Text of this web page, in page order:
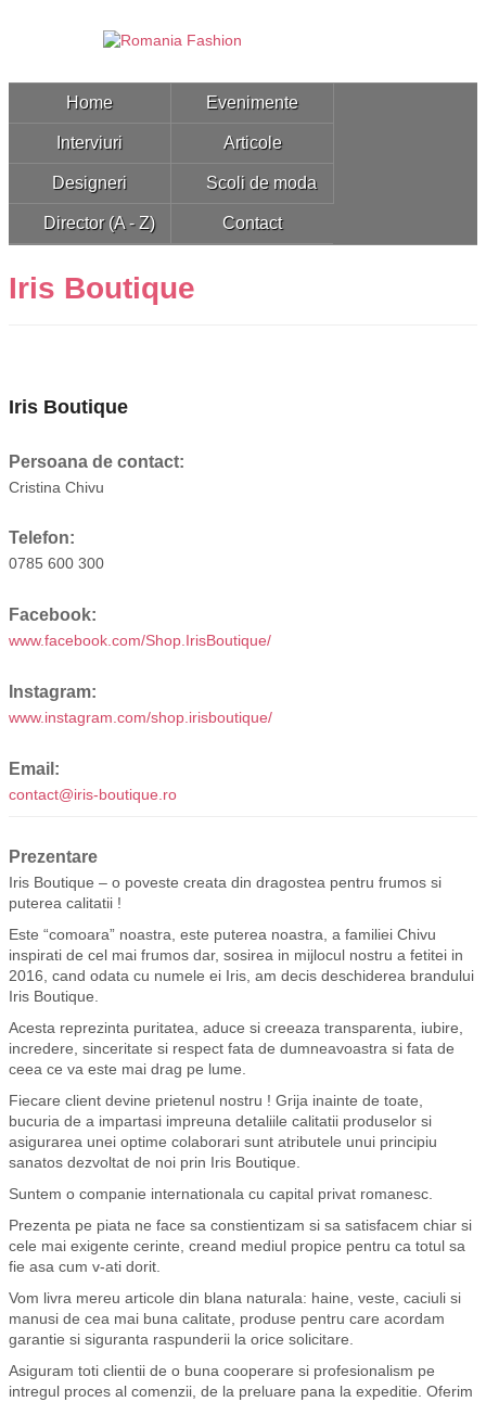
Home Evenimente
Interviuri Articole
Designeri Scoli de moda
Director (A - Z) Contact
Iris Boutique
Iris Boutique
Persoana de contact:
Cristina Chivu
Telefon:
0785 600 300
Facebook:
www.facebook.com/Shop.IrisBoutique/
Instagram:
www.instagram.com/shop.irisboutique/
Email:
contact@iris-boutique.ro
Prezentare
Iris Boutique – o poveste creata din dragostea pentru frumos si
puterea calitatii !
Este “comoara” noastra, este puterea noastra, a familiei Chivu
inspirati de cel mai frumos dar, sosirea in mijlocul nostru a fetitei in
2016, cand odata cu numele ei Iris, am decis deschiderea brandului
Iris Boutique.
Acesta reprezinta puritatea, aduce si creeaza transparenta, iubire,
incredere, sinceritate si respect fata de dumneavoastra si fata de
ceea ce va este mai drag pe lume.
Fiecare client devine prietenul nostru ! Grija inainte de toate,
bucuria de a impartasi impreuna detaliile calitatii produselor si
asigurarea unei optime colaborari sunt atributele unui principiu
sanatos dezvoltat de noi prin Iris Boutique.
Suntem o companie internationala cu capital privat romanesc.
Prezenta pe piata ne face sa constientizam si sa satisfacem chiar si
cele mai exigente cerinte, creand mediul propice pentru ca totul sa
fie asa cum v-ati dorit.
Vom livra mereu articole din blana naturala: haine, veste, caciuli si
manusi de cea mai buna calitate, produse pentru care acordam
garantie si siguranta raspunderii la orice solicitare.
Asiguram toti clientii de o buna cooperare si profesionalism pe
intregul proces al comenzii, de la preluare pana la expeditie. Oferim